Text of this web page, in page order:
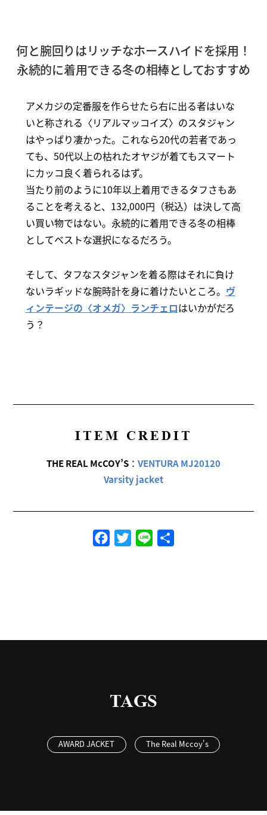
何と腕回りはリッチなホースハイドを採用！
永続的に着用できる冬の相棒としておすすめ
アメカジの定番服を作らせたら右に出る者はいな
いと称される〈リアルマッコイズ〉のスタジャン
はやっぱり凄かった。これなら20代の若者であっ
ても、50代以上の枯れたオヤジが着てもスマート
にカッコ良く着られるはず。
当たり前のように10年以上着用できるタフさもあ
ることを考えると、132,000円（税込）は決して高
い買い物ではない。永続的に着用できる冬の相棒
としてベストな選択になるだろう。
そして、タフなスタジャンを着る際はそれに負け
ないラギッドな腕時計を身に着けたいところ。 ヴ
ィンテージの〈オメガ〉ランチェロはいかがだろ
う？
ITEM CREDIT
THE REAL McCOY’S： VENTURA MJ20120
Varsity jacket
FacebookTwitterLine
TAGS
AWARD JACKET The Real Mccoy's